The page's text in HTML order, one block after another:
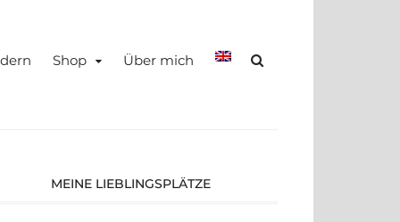
TRAVEL –
Shop Über mich
MEINE LIEBLINGSPLÄTZE